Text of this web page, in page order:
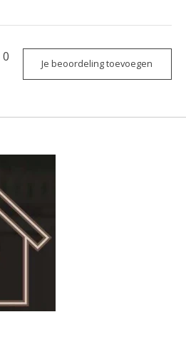
0
Je beoordeling toevoegen